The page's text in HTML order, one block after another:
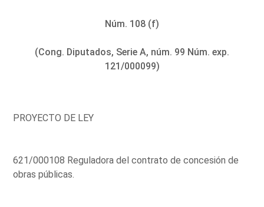
Núm. 108 (f)
(Cong. Diputados, Serie A, núm. 99 Núm. exp.
121/000099)
PROYECTO DE LEY
621/000108 Reguladora del contrato de concesión de
obras públicas.